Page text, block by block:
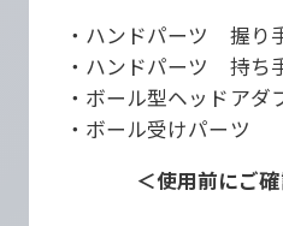
・ハンドパーツ 握り
・ハンドパーツ 持ち
・ボール型ヘッドアダ
・ボール受けパーツ
＜使用前にご